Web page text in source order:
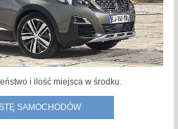
i ilość miejsca w środku.
SAMOCHODÓW